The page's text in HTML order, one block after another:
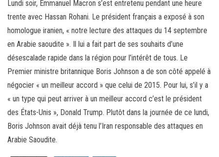
Lundi soir, Emmanuel Macron s’est entretenu pendant une heure
trente avec Hassan Rohani. Le président français a exposé à son
homologue iranien, « notre lecture des attaques du 14 septembre
en Arabie saoudite ». Il lui a fait part de ses souhaits d’une
désescalade rapide dans la région pour l’intérêt de tous. Le
Premier ministre britannique Boris Johnson a de son côté appelé à
négocier « un meilleur accord » que celui de 2015. Pour lui, s’il y a
« un type qui peut arriver à un meilleur accord c’est le président
des États-Unis », Donald Trump. Plutôt dans la journée de ce lundi,
Boris Johnson avait déjà tenu l’Iran responsable des attaques en
Arabie Saoudite.